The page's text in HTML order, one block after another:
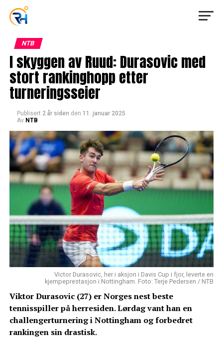
NTB
I skyggen av Ruud: Durasovic med
stort rankinghopp etter
turneringsseier
Publisert 2 år siden den 11. januar 2025
Av NTB
Victor Durasovic, her i aksjon i Davis Cup i fjor, leverte en
kjempeprestasjon i Nottingham. Foto: Terje Pedersen / NTB
Viktor Durasovic (27) er Norges nest beste
tennisspiller på herresiden. Lørdag vant han en
challengerturnering i Nottingham og forbedret
rankingen sin drastisk.